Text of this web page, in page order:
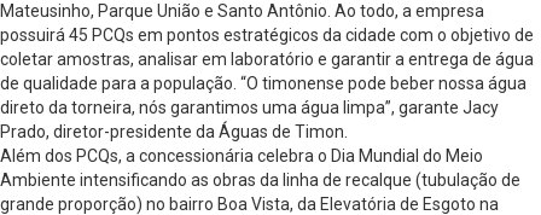
Mateusinho, Parque União e Santo Antônio. Ao todo, a empresa
possuirá 45 PCQs em pontos estratégicos da cidade com o objetivo de
coletar amostras, analisar em laboratório e garantir a entrega de água
de qualidade para a população. “O timonense pode beber nossa água
direto da torneira, nós garantimos uma água limpa”, garante Jacy
Prado, diretor-presidente da Águas de Timon.
Além dos PCQs, a concessionária celebra o Dia Mundial do Meio
Ambiente intensificando as obras da linha de recalque (tubulação de
grande proporção) no bairro Boa Vista, da Elevatória de Esgoto na